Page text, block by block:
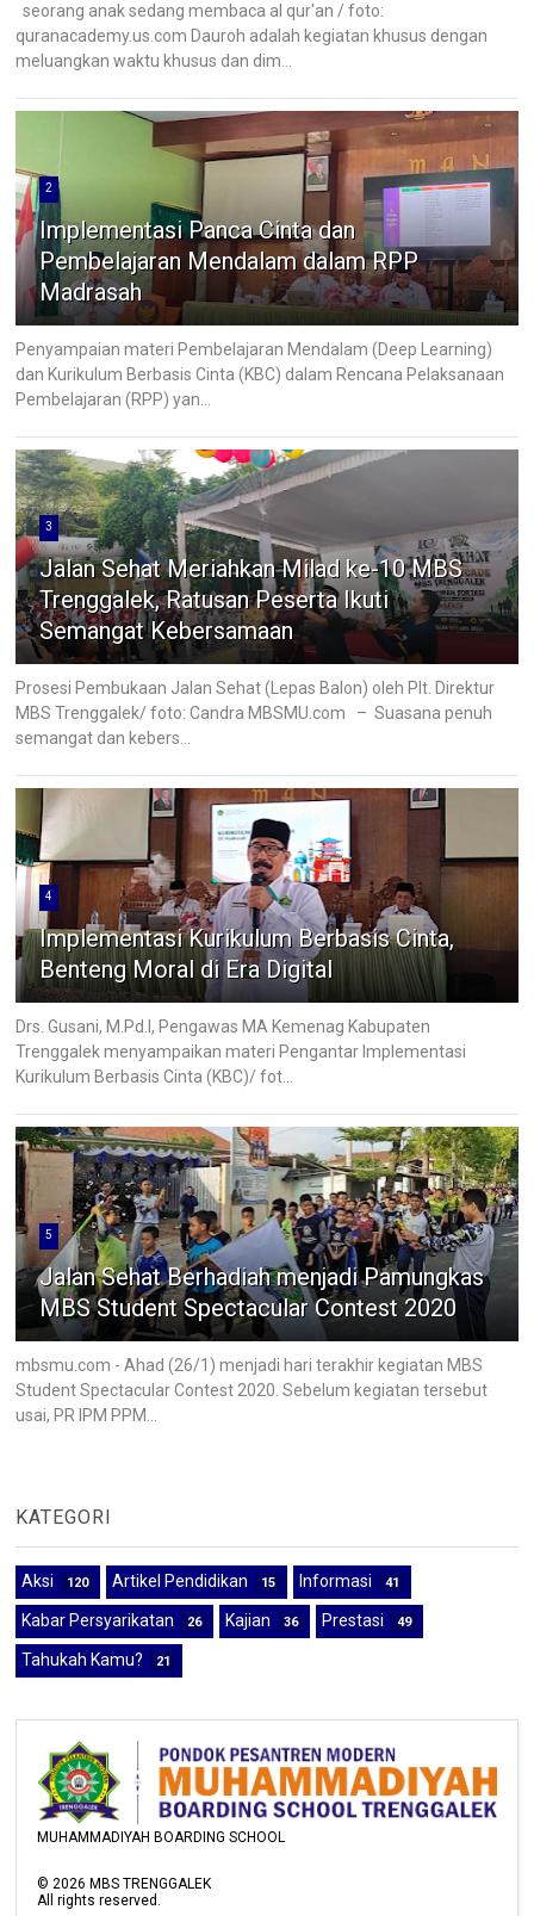
seorang anak sedang membaca al qur'an / foto:
quranacademy.us.com Dauroh adalah kegiatan khusus dengan
meluangkan waktu khusus dan dim...
2
Implementasi Panca Cinta dan
Pembelajaran Mendalam dalam RPP
Madrasah
Penyampaian materi Pembelajaran Mendalam (Deep Learning)
dan Kurikulum Berbasis Cinta (KBC) dalam Rencana Pelaksanaan
Pembelajaran (RPP) yan...
3
Jalan Sehat Meriahkan Milad ke-10 MBS
Trenggalek, Ratusan Peserta Ikuti
Semangat Kebersamaan
Prosesi Pembukaan Jalan Sehat (Lepas Balon) oleh Plt. Direktur
MBS Trenggalek/ foto: Candra MBSMU.com – Suasana penuh
semangat dan kebers...
4
Implementasi Kurikulum Berbasis Cinta,
Benteng Moral di Era Digital
Drs. Gusani, M.Pd.I, Pengawas MA Kemenag Kabupaten
Trenggalek menyampaikan materi Pengantar Implementasi
Kurikulum Berbasis Cinta (KBC)/ fot...
5
Jalan Sehat Berhadiah menjadi Pamungkas
MBS Student Spectacular Contest 2020
mbsmu.com - Ahad (26/1) menjadi hari terakhir kegiatan MBS
Student Spectacular Contest 2020. Sebelum kegiatan tersebut
usai, PR IPM PPM...
KATEGORI
Aksi 120 Artikel Pendidikan 15 Informasi 41
Kabar Persyarikatan 26 Kajian 36 Prestasi 49
Tahukah Kamu? 21
MUHAMMADIYAH BOARDING SCHOOL
©2026 MBS TRENGGALEK
All rights reserved.